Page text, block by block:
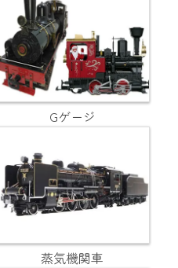
Gゲージ
蒸気機関車